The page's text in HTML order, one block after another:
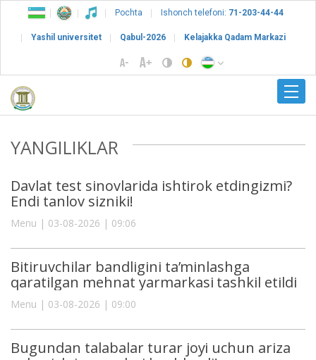
Pochta Ishonch telefoni: 71-203-44-44
Yashil universitet Qabul-2026 Kelajakka Qadam Markazi
YANGILIKLAR
Davlat test sinovlarida ishtirok etdingizmi?
Endi tanlov sizniki!
Menu | 03-08-2026 | 09:06
Bitiruvchilar bandligini ta’minlashga
qaratilgan mehnat yarmarkasi tashkil etildi
Menu | 03-08-2026 | 09:00
Bugundan talabalar turar joyi uchun ariza